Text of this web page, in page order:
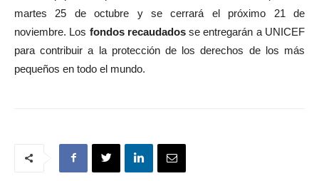
martes 25 de octubre y se cerrará el próximo 21 de
noviembre. Los fondos recaudadosse entregarán a UNICEF
para contribuir a la protección de los derechos de los más
pequeños en todo el mundo.